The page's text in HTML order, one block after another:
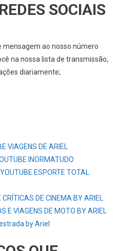
SOCIAIS
mensagem ao nosso número
na nossa lista de transmissão,
diariamente;
VIAGENS DE ARIEL
INORMATUDO
YOUTUBE ESPORTE TOTAL
CRÍTICAS DE CINEMA BY ARIEL
E VIAGENS DE MOTO BY ARIEL
by Ariel